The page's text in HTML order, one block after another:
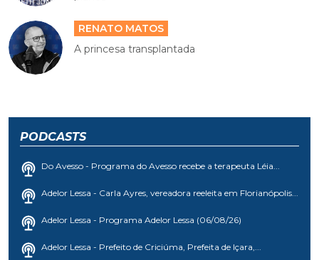
RENATO MATOS
A princesa transplantada
PODCASTS
Do Avesso - Programa do Avesso recebe a terapeuta Léia...
Adelor Lessa - Carla Ayres, vereadora reeleita em Florianópolis...
Adelor Lessa - Programa Adelor Lessa (06/08/26)
Adelor Lessa - Prefeito de Criciúma, Prefeita de Içara,...